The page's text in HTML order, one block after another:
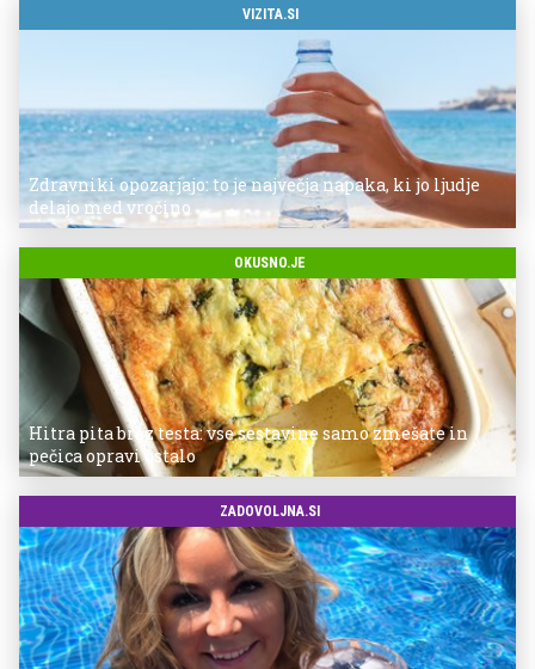
VIZITA.SI
Zdravniki opozarjajo: to je največja napaka, ki jo ljudje
delajo med vročino
OKUSNO.JE
Hitra pita brez testa: vse sestavine samo zmešate in
pečica opravi ostalo
ZADOVOLJNA.SI